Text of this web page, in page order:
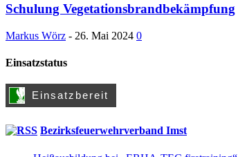
Schulung Vegetationsbrandbekämpfung
Markus Wörz - 26. Mai 2024 0
Einsatzstatus
Bezirksfeuerwehrverband Imst